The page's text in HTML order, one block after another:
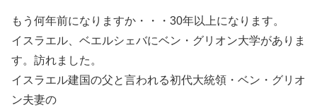
もう何年前になりますか・・・30年以上になります。
イスラエル、ベエルシェバにベン・グリオン大学がありま
す。訪れました。
イスラエル建国の父と言われる初代大統領・ベン・グリオ
ン夫妻の